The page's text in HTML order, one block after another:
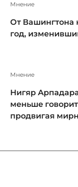
Мнение
От Вашингтона
год,
Мнение
Нигяр
меньше
продвигая